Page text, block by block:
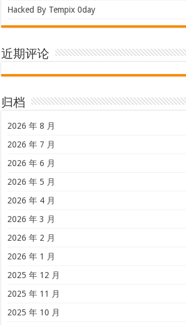
Hacked By Tempix 0day
近期评论
归档
2026 年 8 月
2026 年 7 月
2026 年 6 月
2026 年 5 月
2026 年 4 月
2026 年 3 月
2026 年 2 月
2026 年 1 月
2025 年 12 月
2025 年 11 月
2025 年 10 月